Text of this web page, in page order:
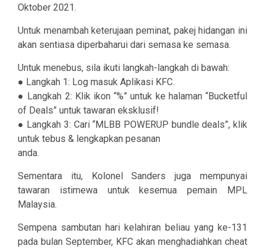
Oktober 2021.
Untuk menambah keterujaan peminat, pakej hidangan ini
akan sentiasa diperbaharui dari semasa ke semasa.
Untuk menebus, sila ikuti langkah-langkah di bawah:
● Langkah 1: Log masuk Aplikasi KFC.
● Langkah 2: Klik ikon “%” untuk ke halaman “Bucketful
of Deals” untuk tawaran eksklusif!
● Langkah 3: Cari “MLBB POWERUP bundle deals”, klik
untuk tebus & lengkapkan pesanan
anda.
Sementara itu, Kolonel Sanders juga mempunyai
tawaran istimewa untuk kesemua pemain MPL
Malaysia.
Sempena sambutan hari kelahiran beliau yang ke-131
pada bulan September, KFC akan menghadiahkan cheat